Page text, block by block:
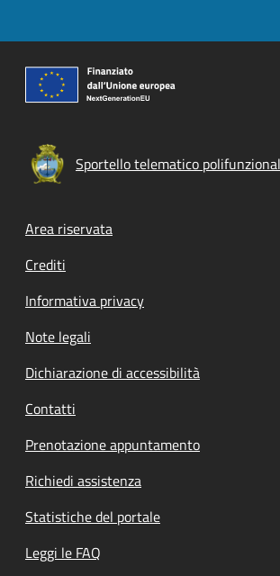
Sportello telematico
Footer menu
Area riservata
Crediti
Informativa privacy
Note legali
Dichiarazione di accessibilità
Contatti
Prenotazione appuntamento
Richiedi assistenza
Statistiche del portale
Leggi le FAQ